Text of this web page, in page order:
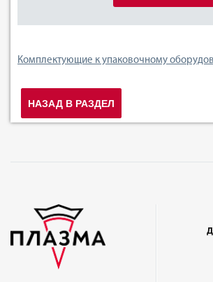
Комплектующие к упаковочному
НАЗАД В РАЗДЕЛ